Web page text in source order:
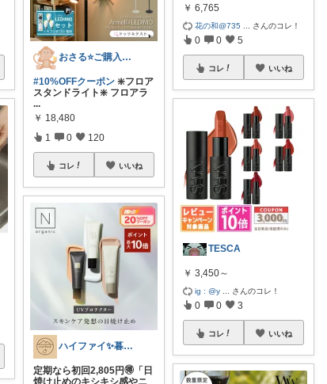
おさる⭐ご購入感謝🐹
#10%OFFクーポン ❇️フロア
スタンドライト❇️ フロアラ
...
￥ 18,480
1 0 120
コレ いいね
ハイファイ✨暮らしのノイズを減らす
定期なら初回2,805円🉐「日
焼け止めのキシキシ感やニ
￥ 6,765
花の和@735 さんのコレ！
0 0 5
コレ いいね
TESCA
￥ 3,450～
ig : @y さんのコレ！
0 0 3
コレ いいね